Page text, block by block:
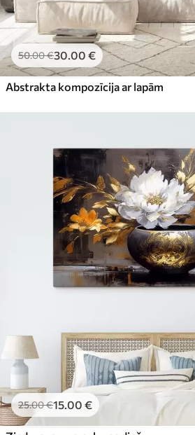
50.00€30.00 €
Abstrakta kompozīcija ar lapām
25.00€15.00 €